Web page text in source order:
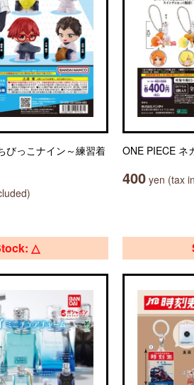
びっこナイン～練習着
ONE PIECE ネ
400 yen (tax
△